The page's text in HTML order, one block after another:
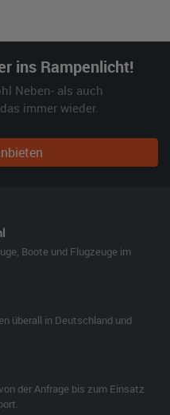
ins Rampenlicht!
Neben- als auch
immer wieder.
Boote und Flugzeuge im
überall in Deutschland und
der Anfrage bis zum Einsatz